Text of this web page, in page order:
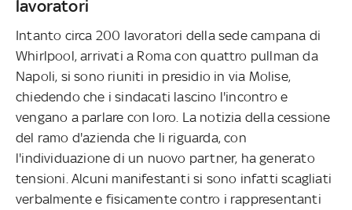
lavoratori
Intanto circa 200 lavoratori della sede campana di
Whirlpool, arrivati a Roma con quattro pullman da
Napoli, si sono riuniti in presidio in via Molise,
chiedendo che i sindacati lascino l'incontro e
vengano a parlare con loro. La notizia della cessione
del ramo d'azienda che li riguarda, con
l'individuazione di un nuovo partner, ha generato
tensioni. Alcuni manifestanti si sono infatti scagliati
verbalmente e fisicamente contro i rappresentanti